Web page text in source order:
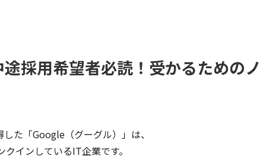
採用希望者必読！受かるためのノ
た「Google（グーグル）」は、
インしているIT企業です。